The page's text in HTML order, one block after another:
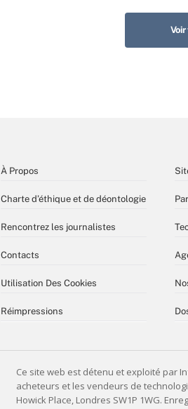
À Propos
Charte d’éthique et de déontologie
Rencontrez les journalistes
Contacts
Utilisation Des Cookies
Réimpressions